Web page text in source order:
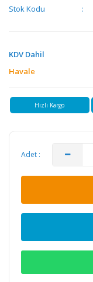
Stok Kodu
KDV Dahil
Havale
Hızlı Kargo
Adet :